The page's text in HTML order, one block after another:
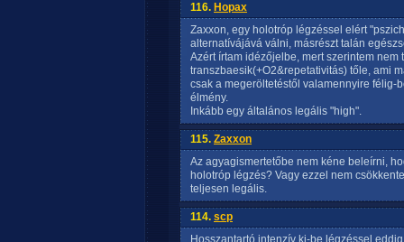
116. Hopax
Zaxxon, egy holotróp légzéssel elért
alternatívájává válni, másrészt talán
Azért írtam idézőjelbe, mert szerintem
transzbaesik(+O2&repetativitás) tőle, ami
csak a megeröltetéstől valamennyire félig-
élmény.
Inkább egy általános legális "high".
115. Zaxxon
Az agyagismertetőbe nem kéne beleírni,
holotróp légzés? Vagy ezzel nem
teljesen legális.
114. scp
Hosszantartó intenzív ki-be légzéssel